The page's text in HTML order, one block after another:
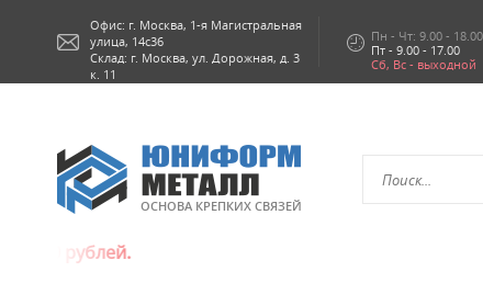
Офис: г. Москва, 1-я Магистральная
улица, 14с36
Склад: г. Москва, ул. Дорожная, д. 3
к. 11
Пн - Чт: 9.00 - 18.00
Пт - 9.00 - 17.00
Сб, Вс - выходной
ОСНОВА КРЕПКИХ СВЯЗЕЙ